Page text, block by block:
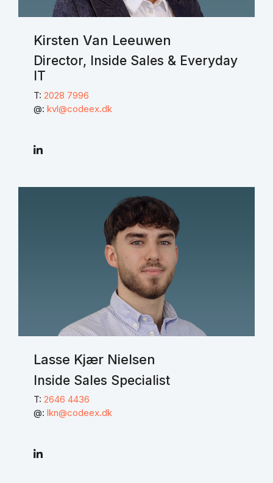
Kirsten Van Leeuwen
Director, Inside Sales & Everyday
IT
T: 2028 7996
@: kvl@codeex.dk
Lasse Kjær Nielsen
Inside Sales Specialist
T: 2646 4436
@: lkn@codeex.dk